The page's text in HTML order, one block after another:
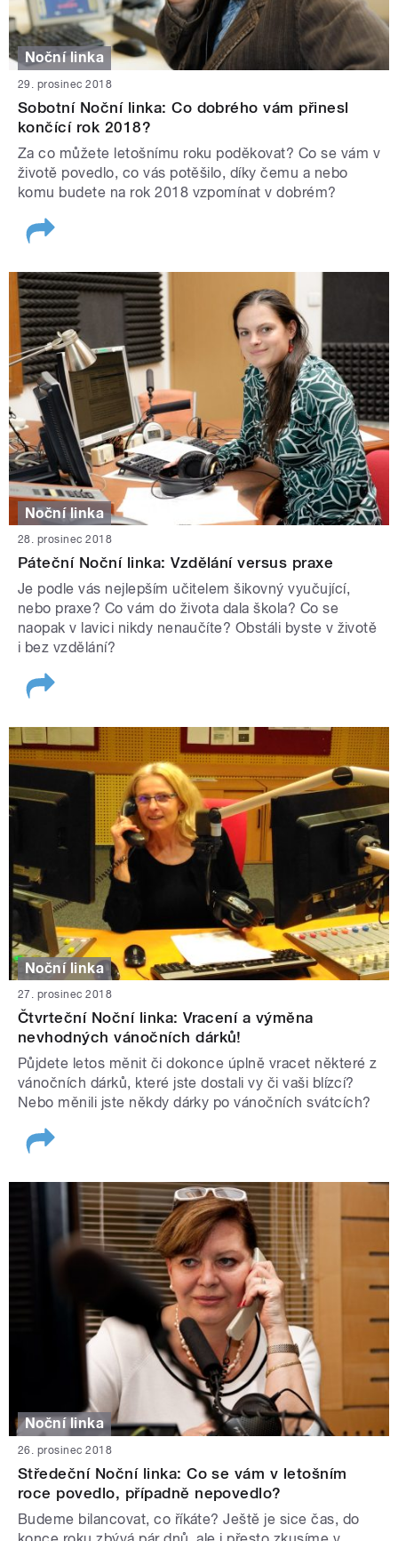
Noční linka
29. prosinec 2018
Sobotní Noční linka: Co dobrého vám přinesl
končící rok 2018?
Za co můžete letošnímu roku poděkovat? Co se vám v
životě povedlo, co vás potěšilo, díky čemu a nebo
komu budete na rok 2018 vzpomínat v dobrém?
Noční linka
28. prosinec 2018
Páteční Noční linka: Vzdělání versus praxe
Je podle vás nejlepším učitelem šikovný vyučující,
nebo praxe? Co vám do života dala škola? Co se
naopak v lavici nikdy nenaučíte? Obstáli byste v životě
i bez vzdělání?
Noční linka
27. prosinec 2018
Čtvrteční Noční linka: Vracení a výměna
nevhodných vánočních dárků!
Půjdete letos měnit či dokonce úplně vracet některé z
vánočních dárků, které jste dostali vy či vaši blízcí?
Nebo měnili jste někdy dárky po vánočních svátcích?
Noční linka
26. prosinec 2018
Středeční Noční linka: Co se vám v letošním
roce povedlo, případně nepovedlo?
Budeme bilancovat, co říkáte? Ještě je sice čas, do